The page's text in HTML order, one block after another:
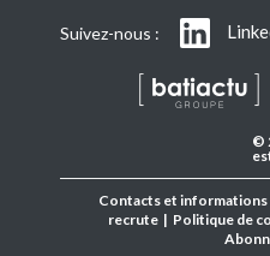
Suivez-nous :
©
Contacts et informations
recrute| Politique de